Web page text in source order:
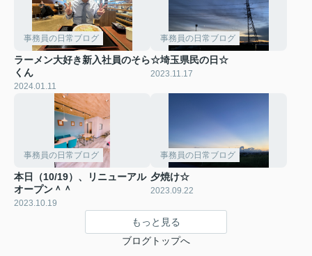
事務員の日常ブログ
ラーメン大好き新入社員のそら
くん
2024.01.11
事務員の日常ブログ
☆埼玉県民の日☆
2023.11.17
事務員の日常ブログ
本日（10/19）、リニューアル
オープン＾＾
2023.10.19
事務員の日常ブログ
夕焼け☆
2023.09.22
もっと見る
ブログトップへ